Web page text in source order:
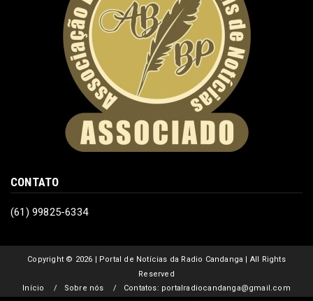
CONTATO
(61) 99825-6334
Copyright © 2026 | Portal de Notícias da Radio Candanga | All Rights
Reserved
Início
Sobre nós Contatos: portalradiocandanga@gmail.com